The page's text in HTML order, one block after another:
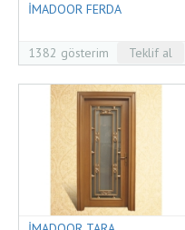
İMADOOR FERDA
1382 gösterim Teklif al